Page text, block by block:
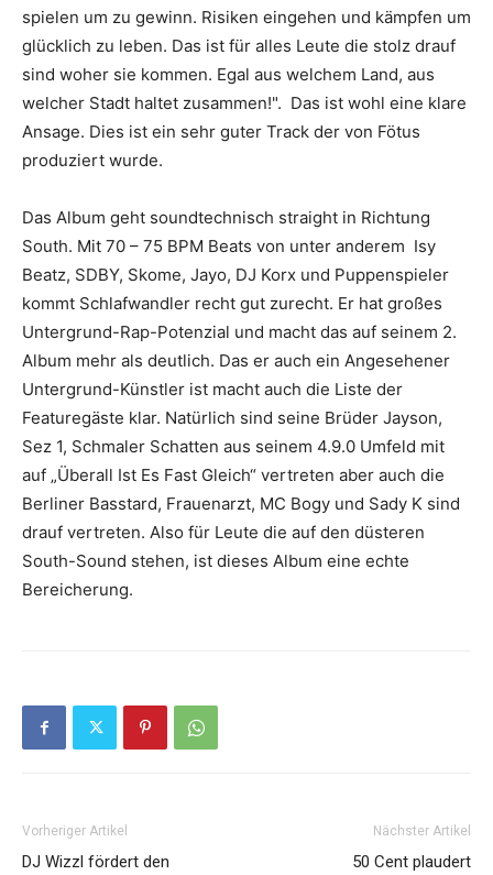
spielen um zu gewinn. Risiken eingehen und kämpfen um
glücklich zu leben. Das ist für alles Leute die stolz drauf
sind woher sie kommen. Egal aus welchem Land, aus
welcher Stadt haltet zusammen!". Das ist wohl eine klare
Ansage. Dies ist ein sehr guter Track der von Fötus
produziert wurde.
Das Album geht soundtechnisch straight in Richtung
South. Mit 70 – 75 BPM Beats von unter anderem Isy
Beatz, SDBY, Skome, Jayo, DJ Korx und Puppenspieler
kommt Schlafwandler recht gut zurecht. Er hat großes
Untergrund-Rap-Potenzial und macht das auf seinem 2.
Album mehr als deutlich. Das er auch ein Angesehener
Untergrund-Künstler ist macht auch die Liste der
Featuregäste klar. Natürlich sind seine Brüder Jayson,
Sez 1, Schmaler Schatten aus seinem 4.9.0 Umfeld mit
auf „Überall Ist Es Fast Gleich“ vertreten aber auch die
Berliner Basstard, Frauenarzt, MC Bogy und Sady K sind
drauf vertreten. Also für Leute die auf den düsteren
South-Sound stehen, ist dieses Album eine echte
Bereicherung.
Vorheriger Artikel
DJ Wizzl fördert den
Nächster Artikel
50 Cent plaudert